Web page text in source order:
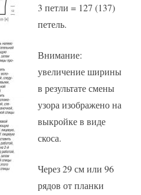
3 петли = 127 (137)
петель.
Внимание:
увеличение ширины
в результате смены
узора изображено на
выкройке в виде
скоса.
Через 29 см или 96
рядов от планки